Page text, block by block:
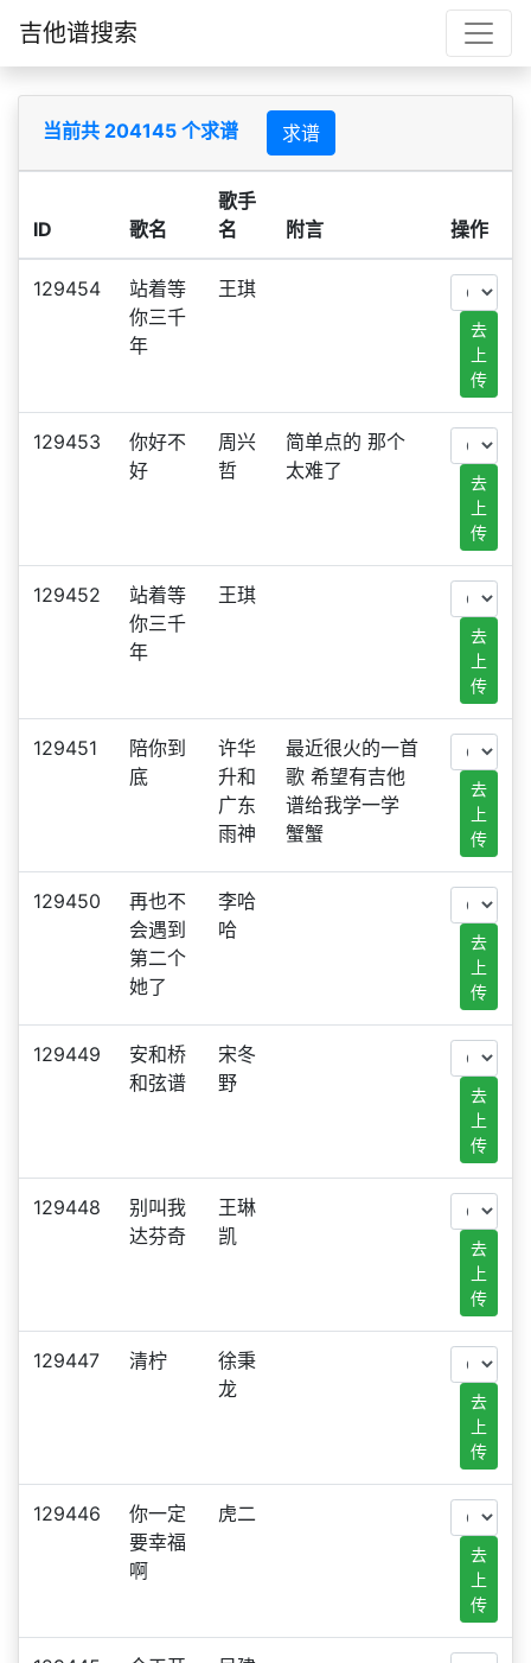
吉他谱搜索
当前共 204145 个求谱 求谱
ID 歌名
歌手
名
附言 操作
129454
站着等
你三千
年
王琪
去
上
传
129453
你好不
好
周兴
哲
简单点的 那个
太难了
去
上
传
129452
站着等
你三千
年
王琪
去
上
传
129451
陪你到
底
许华
升和
广东
雨神
最近很火的一首
歌 希望有吉他
谱给我学一学
蟹蟹
去
上
传
129450
再也不
会遇到
第二个
她了
李哈
哈
去
上
传
129449
安和桥
和弦谱
宋冬
野
去
上
传
129448
别叫我
达芬奇
王琳
凯
去
上
传
129447 清柠
徐秉
龙
去
上
传
129446
你一定
要幸福
啊
虎二
去
上
传